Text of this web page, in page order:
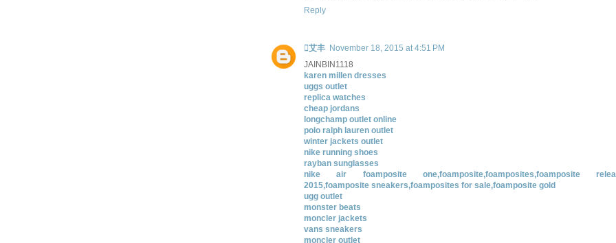
Reply
艾丰 November 18, 2015 at 4:51 PM
JAINBIN1118
karen millen dresses
uggs outlet
replica watches
cheap jordans
longchamp outlet online
polo ralph lauren outlet
winter jackets outlet
nike running shoes
rayban sunglasses
nike air foamposite one,foamposite,foamposites,foamposite
2015,foamposite sneakers,foamposites for sale,foamposite gold
ugg outlet
monster beats
moncler jackets
vans sneakers
moncler outlet